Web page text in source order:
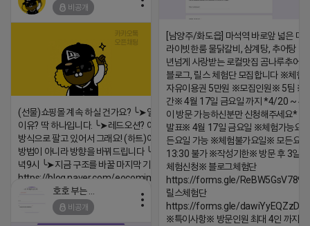
https://m.blog.naver.com/wlgus1647/224253846149
2026-04-18 17:23
[남양주/화도읍] 마석역 바로앞 넓은 매
라이빗한룸 물닭갈비, 삼계탕, 추어탕 맛
년넘게 사랑받는 로컬맛집 곰나루추어
블로그, 릴스 체험단 모집합니다 ※체험
자유이용권 5만원 ※모집인원※ 5팀 ※
간※ 4월 17일 금요일 까지 *4/20 ~ 4/
이 방문 가능하신분만 신청해주세요* ※
발표※ 4월 17일 금요일 ※체험가능요
든요일 가능 ※체험불가요일※ 모든요
13:30 불가 ※작성기한※ 방문 후 3일
체험신청※ 블로그체험단
https://forms.gle/
릴스체험단
https://forms.gle/
※특이사항※ 방문인원 최대 4인 까지
비공개
(선물)쇼핑몰 계속 하실 건가요? ╰➤열심히 해도 안되는
이유? 딱 하나입니다. ╰➤레드오션? 아니요! ╰➤모두 같은
방식으로 팔고 있어서 그래요! (하트)이번엔 다릅니다. ╰➤
방법이 아니라 방향을 바꿔드립니다 ╰➤4월 21일(화) 저
녁9시 ╰➤지금 구조를 바꿀 마지막 기회
https://blog.naver.com/eocomim/224250518436
2026-04-18 17:15
비공개